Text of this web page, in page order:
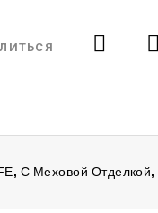
, С Меховой Отделкой,